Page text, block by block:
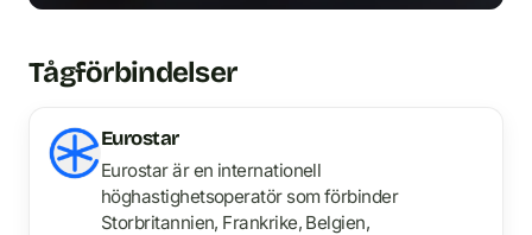
Tågförbindelser
Eurostar
Eurostar är en internationell
höghastighetsoperatör som förbinder
Storbritannien, Frankrike, Belgien,